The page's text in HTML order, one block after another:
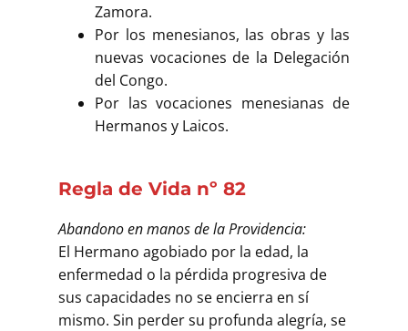
Zamora.
Por los menesianos, las obras y las
nuevas vocaciones de la Delegación
del Congo.
Por las vocaciones menesianas de
Hermanos y Laicos.
Regla de Vida nº 82
Abandono en manos de la Providencia:
El Hermano agobiado por la edad, la
enfermedad o la pérdida progresiva de
sus capacidades no se encierra en sí
mismo. Sin perder su profunda alegría, se